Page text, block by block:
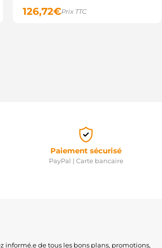
126,72€Prix TTC
Paiement sécurisé
PayPal | Carte bancaire
informé.e de tous les bons plans, promotions,